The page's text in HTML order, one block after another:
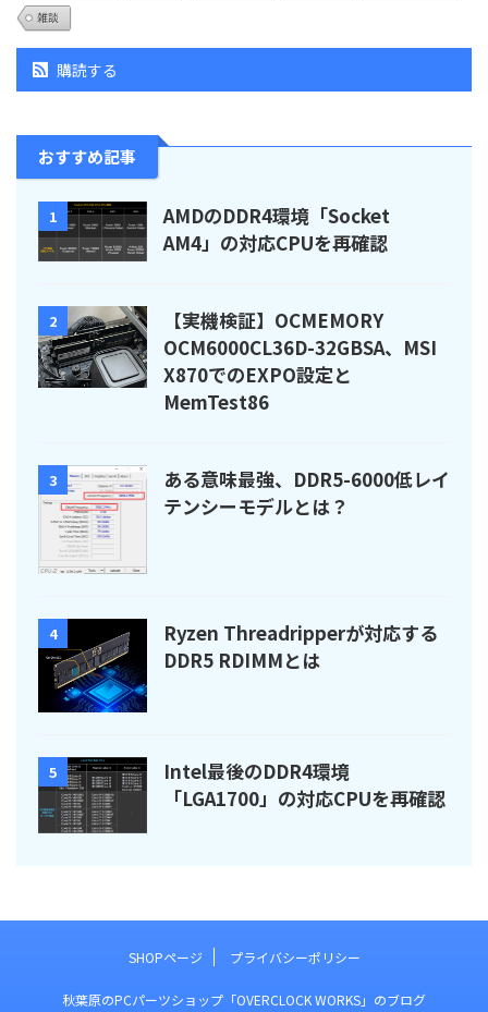
雑談
購読する
おすすめ記事
1
AMDのDDR4環境「Socket
AM4」の対応CPUを再確認
2
【実機検証】OCMEMORY
OCM6000CL36D-32GBSA、MSI
X870でのEXPO設定と
MemTest86
3
ある意味最強、DDR5-6000低レイ
テンシーモデルとは？
4
Ryzen Threadripperが対応する
DDR5 RDIMMとは
5
Intel最後のDDR4環境
「LGA1700」の対応CPUを再確認
SHOPページ プライバシーポリシー
秋葉原のPCパーツショップ「OVERCLOCK WORKS」のブログ